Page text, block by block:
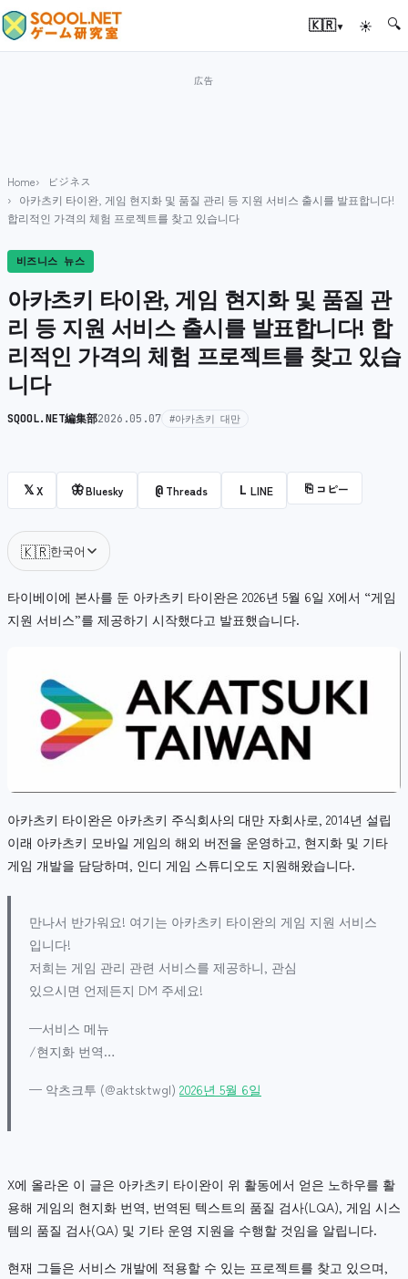
🇰🇷▾ ☀ 🔍
Home
ビジネス
아카츠키 타이완, 게임 현지화 및 품질 관리 등 지원 서비스 출시를 발표합니다!
합리적인 가격의 체험 프로젝트를 찾고 있습니다
비즈니스 뉴스
아카츠키 타이완, 게임 현지화 및 품질 관
리 등 지원 서비스 출시를 발표합니다! 합
리적인 가격의 체험 프로젝트를 찾고 있습
니다
SQOOL.NET編集部2026.05.07 #아카츠키 대만
𝕏X 🦋Bluesky @ Threads L LINE ⎘ コピー
🇰🇷한국어
타이베이에 본사를 둔 아카츠키 타이완은 2026년 5월 6일 X에서 “게임
지원 서비스”를 제공하기 시작했다고 발표했습니다.
아카츠키 타이완은 아카츠키 주식회사의 대만 자회사로, 2014년 설립
이래 아카츠키 모바일 게임의 해외 버전을 운영하고, 현지화 및 기타
게임 개발을 담당하며, 인디 게임 스튜디오도 지원해왔습니다.
만나서 반가워요! 여기는 아카츠키 타이완의 게임 지원 서비스
입니다!
저희는 게임 관리 관련 서비스를 제공하니, 관심
있으시면 언제든지 DM 주세요!
—서비스 메뉴
/현지화 번역…
— 악츠크투 (@aktsktwgl) 2026년 5월 6일
X에 올라온 이 글은 아카츠키 타이완이 위 활동에서 얻은 노하우를 활
용해 게임의 현지화 번역, 번역된 텍스트의 품질 검사(LQA), 게임 시스
템의 품질 검사(QA) 및 기타 운영 지원을 수행할 것임을 알립니다.
현재 그들은 서비스 개발에 적용할 수 있는 프로젝트를 찾고 있으며,